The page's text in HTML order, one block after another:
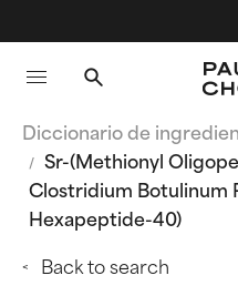
Diccionario de
Sr-(Methionyl
Clostridium Botulinum
Hexapeptide-40)
Back to search